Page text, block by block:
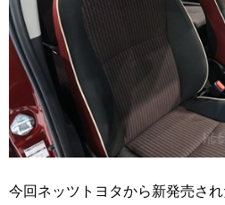
今回ネッツトヨタから新発売さ